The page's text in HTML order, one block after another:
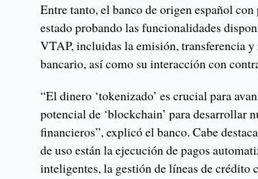
Entre tanto, el banco de origen español
estado probando las funcionalidades
VTAP, incluidas la emisión, transferencia y
bancario, así como su interacción con
“El dinero ‘tokenizado’ es crucial para
potencial de ‘blockchain’ para desarrollar
financieros”, explicó el banco. Cabe
de uso están la ejecución de pagos
inteligentes, la gestión de líneas de crédito